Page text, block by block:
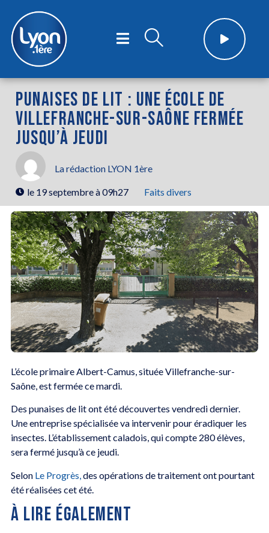
PUNAISES DE LIT : UNE ÉCOLE DE
VILLEFRANCHE-SUR-SAÔNE FERMÉE
JUSQU’À JEUDI
La rédaction LYON 1ère
le 19 septembre à 09h27 Faits divers
L’école primaire Albert-Camus, située Villefranche-sur-
Saône, est fermée ce mardi.
Des punaises de lit ont été découvertes vendredi dernier.
Une entreprise spécialisée va intervenir pour éradiquer les
insectes. L’établissement caladois, qui compte 280 élèves,
sera fermé jusqu’à ce jeudi.
Selon Le Progrès, des opérations de traitement ont pourtant
été réalisées cet été.
À LIRE ÉGALEMENT